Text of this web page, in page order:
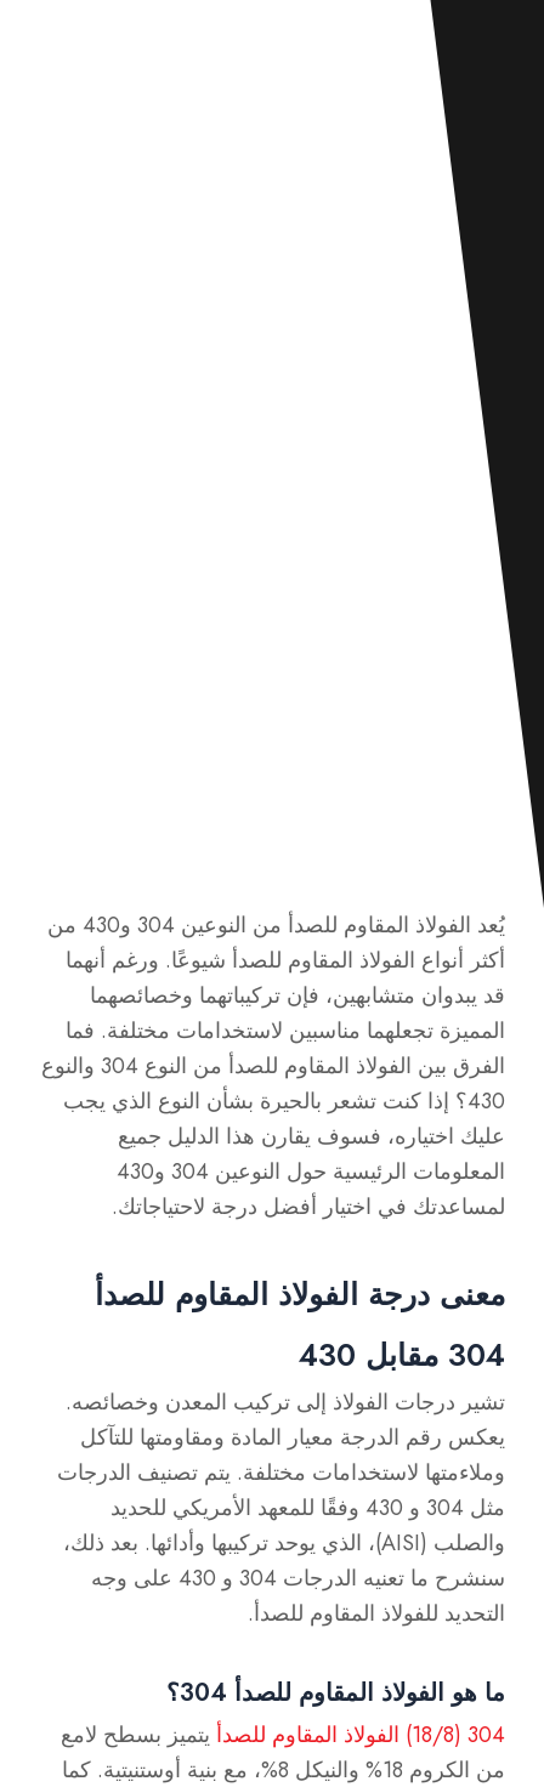
يُعد الفولاذ المقاوم للصدأ من النوعين 304 و430 من
أكثر أنواع الفولاذ المقاوم للصدأ شيوعًا. ورغم أنهما
قد يبدوان متشابهين، فإن تركيباتهما وخصائصهما
المميزة تجعلهما مناسبين لاستخدامات مختلفة. فما
الفرق بين الفولاذ المقاوم للصدأ من النوع 304 والنوع
430؟ إذا كنت تشعر بالحيرة بشأن النوع الذي يجب
عليك اختياره، فسوف يقارن هذا الدليل جميع
المعلومات الرئيسية حول النوعين 304 و430
لمساعدتك في اختيار أفضل درجة لاحتياجاتك.
معنى درجة الفولاذ المقاوم للصدأ
304 مقابل 430
تشير درجات الفولاذ إلى تركيب المعدن وخصائصه.
يعكس رقم الدرجة معيار المادة ومقاومتها للتآكل
وملاءمتها لاستخدامات مختلفة. يتم تصنيف الدرجات
مثل 304 و 430 وفقًا للمعهد الأمريكي للحديد
والصلب (AISI)، الذي يوحد تركيبها وأدائها. بعد ذلك،
سنشرح ما تعنيه الدرجات 304 و 430 على وجه
التحديد للفولاذ المقاوم للصدأ.
ما هو الفولاذ المقاوم للصدأ 304؟
304 (18/8) الفولاذ المقاوم للصدأ
يتميز بسطح لامع
من الكروم 18% والنيكل 8%، مع بنية أوستنيتية. كما